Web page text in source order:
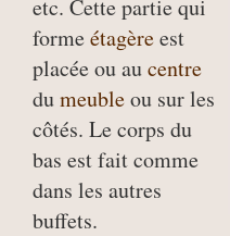
etc. Cette partie qui
formeétagèreest
placée ou aucentre
dumeubleou sur les
côtés. Le corps du
bas est fait comme
dans les autres
buffets.